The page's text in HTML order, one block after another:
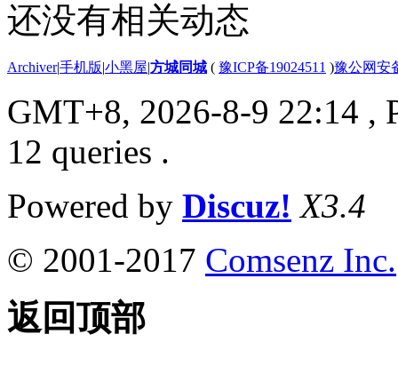
还没有相关动态
Archiver|手机版|小黑屋|方城同城 ( 豫ICP备19024511 )豫公网安
GMT+8, 2026-8-9 22:14 ,
12 queries .
Powered by Discuz! X3.4
© 2001-2017 Comsenz Inc.
返回顶部